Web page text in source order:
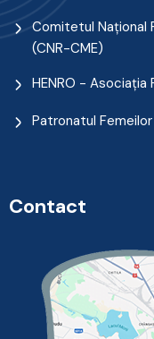
Comitetul Naţional
(CNR-CME)
HENRO -
Patronatul
Contact